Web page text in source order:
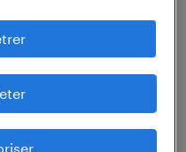
(f/h)
année